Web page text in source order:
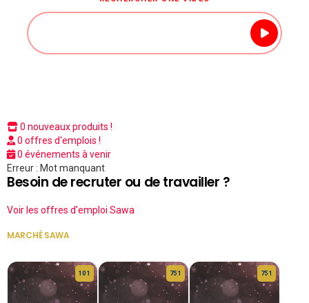
0 nouveaux produits !
0 offres d'emplois !
0 événements à venir
Erreur : Mot manquant
Besoin de recruter ou de travailler ?
Voir les offres d'emploi Sawa
MARCHÉ SAWA
10 1 75 1 75 1